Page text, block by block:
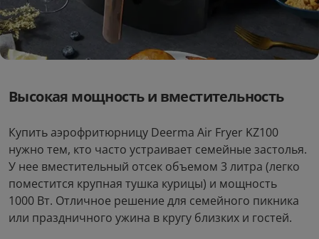
Высокая мощность и вместительность
Купить аэрофритюрницу Deerma Air Fryer KZ100
нужно тем, кто часто устраивает семейные застолья.
У нее вместительный отсек объемом 3 литра (легко
поместится крупная тушка курицы) и мощность
1000 Вт. Отличное решение для семейного пикника
или праздничного ужина в кругу близких и гостей.